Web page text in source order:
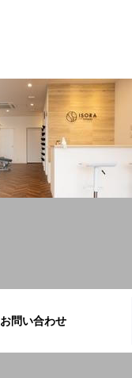
お問い合わせ